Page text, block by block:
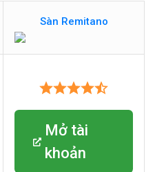
Sàn Remitano
Mở tài
khoản